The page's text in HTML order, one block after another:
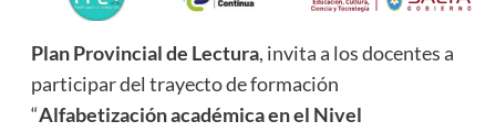
Plan Provincial de Lectura, invita a los docentes a
participar del trayecto de formación
“Alfabetización académica en el Nivel